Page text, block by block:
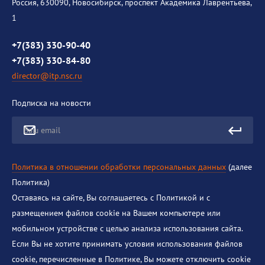
Контакты
Противодействие коррупции
Россия, 630090, Новосибирск, проспект Академика Лаврентьева,
1
+7(383) 330-90-40
+7(383) 330-84-80
director@itp.nsc.ru
Подписка на новости
Ваш email
Политика в отношении обработки персональных данных (далее
Политика)
Оставаясь на сайте, Вы соглашаетесь с Политикой и с
размещением файлов cookie на Вашем компьютере или
мобильном устройстве с целью анализа использования сайта.
Если Вы не хотите принимать условия использования файлов
cookie, перечисленные в Политике, Вы можете отключить cookie